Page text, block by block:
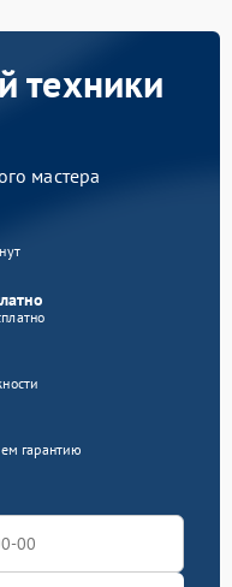
техники
мастера
гарантию